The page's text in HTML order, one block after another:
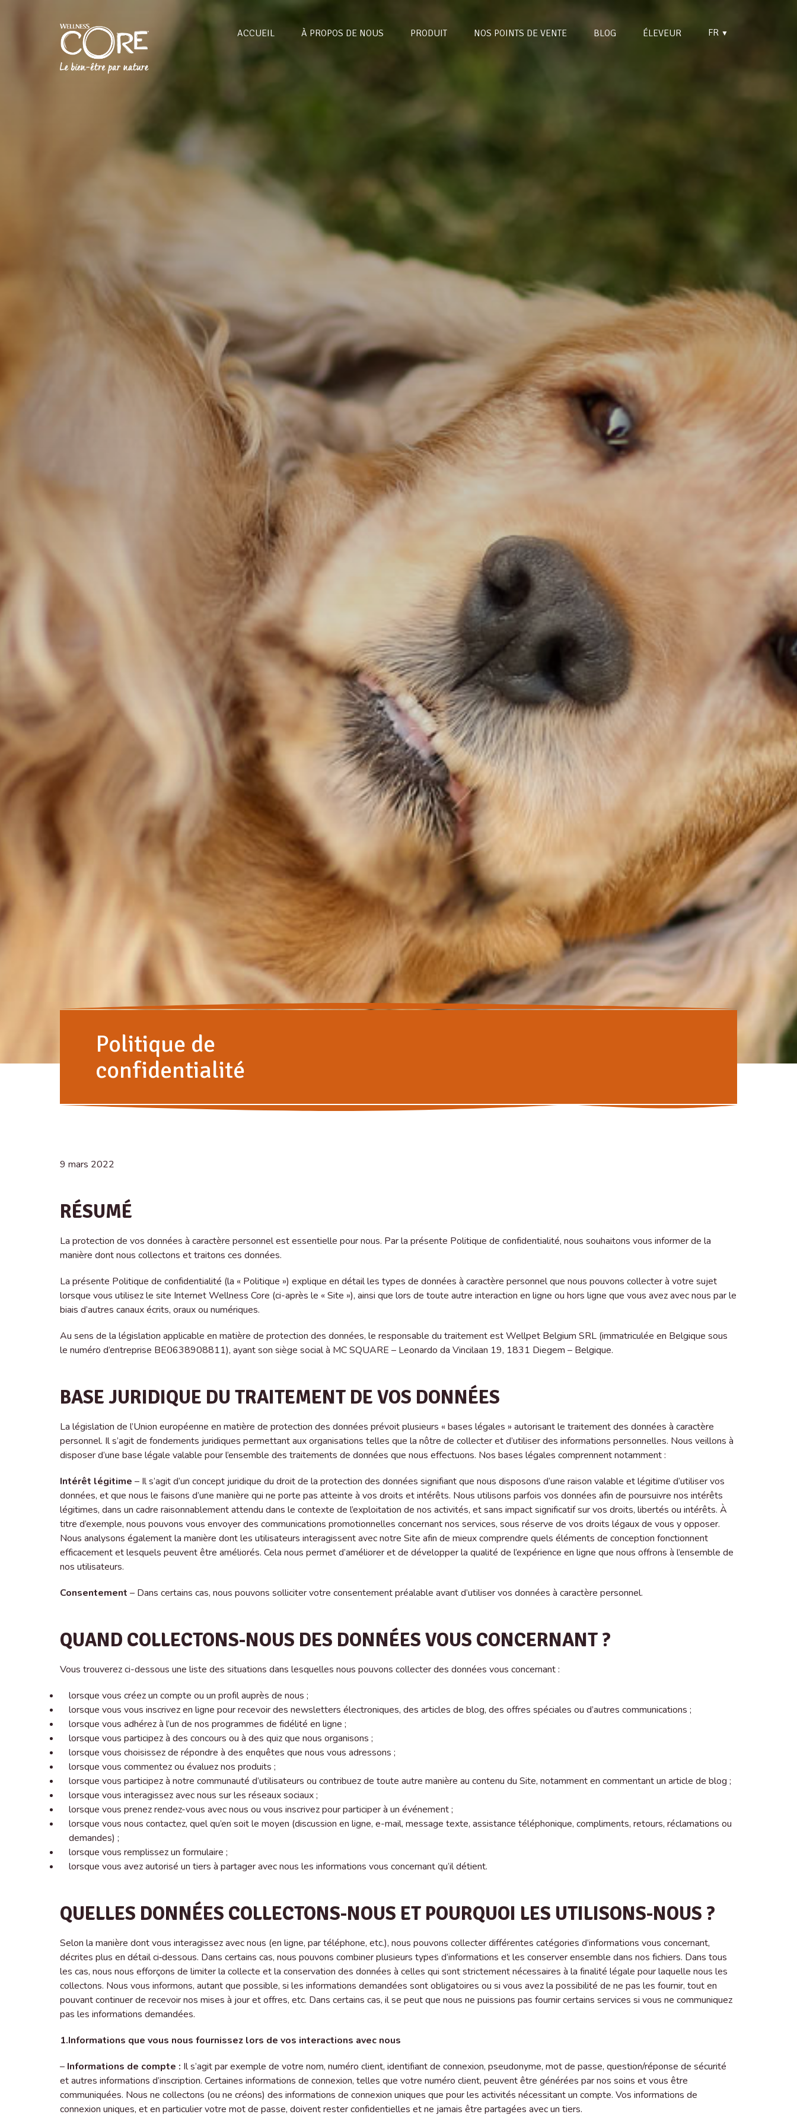
ACCUEIL À PROPOS DE NOUS PRODUIT NOS POINTS DE VENTE BLOG ÉLEVEUR FR ▼
Politique de
confidentialité
9 mars 2022
RÉSUMÉ
La protection de vos données à caractère personnel est essentielle pour nous. Par la présente Politique de confidentialité, nous souhaitons vous informer de la
manière dont nous collectons et traitons ces données.
La présente Politique de confidentialité (la « Politique ») explique en détail les types de données à caractère personnel que nous pouvons collecter à votre sujet
lorsque vous utilisez le site Internet Wellness Core (ci-après le « Site »), ainsi que lors de toute autre interaction en ligne ou hors ligne que vous avez avec nous par le
biais d’autres canaux écrits, oraux ou numériques.
Au sens de la législation applicable en matière de protection des données, le responsable du traitement est Wellpet Belgium SRL (immatriculée en Belgique sous
le numéro d’entreprise BE0638908811), ayant son siège social à MC SQUARE – Leonardo da Vincilaan 19, 1831 Diegem – Belgique.
BASE JURIDIQUE DU TRAITEMENT DE VOS DONNÉES
La législation de l’Union européenne en matière de protection des données prévoit plusieurs « bases légales » autorisant le traitement des données à caractère
personnel. Il s’agit de fondements juridiques permettant aux organisations telles que la nôtre de collecter et d’utiliser des informations personnelles. Nous veillons à
disposer d’une base légale valable pour l’ensemble des traitements de données que nous effectuons. Nos bases légales comprennent notamment :
Intérêt légitime – Il s’agit d’un concept juridique du droit de la protection des données signifiant que nous disposons d’une raison valable et légitime d’utiliser vos
données, et que nous le faisons d’une manière qui ne porte pas atteinte à vos droits et intérêts. Nous utilisons parfois vos données afin de poursuivre nos intérêts
légitimes, dans un cadre raisonnablement attendu dans le contexte de l’exploitation de nos activités, et sans impact significatif sur vos droits, libertés ou intérêts. À
titre d’exemple, nous pouvons vous envoyer des communications promotionnelles concernant nos services, sous réserve de vos droits légaux de vous y opposer.
Nous analysons également la manière dont les utilisateurs interagissent avec notre Site afin de mieux comprendre quels éléments de conception fonctionnent
efficacement et lesquels peuvent être améliorés. Cela nous permet d’améliorer et de développer la qualité de l’expérience en ligne que nous offrons à l’ensemble de
nos utilisateurs.
Consentement – Dans certains cas, nous pouvons solliciter votre consentement préalable avant d’utiliser vos données à caractère personnel.
QUAND COLLECTONS-NOUS DES DONNÉES VOUS CONCERNANT ?
Vous trouverez ci-dessous une liste des situations dans lesquelles nous pouvons collecter des données vous concernant :
lorsque vous créez un compte ou un profil auprès de nous ;
lorsque vous vous inscrivez en ligne pour recevoir des newsletters électroniques, des articles de blog, des offres spéciales ou d’autres communications ;
lorsque vous adhérez à l’un de nos programmes de fidélité en ligne ;
lorsque vous participez à des concours ou à des quiz que nous organisons ;
lorsque vous choisissez de répondre à des enquêtes que nous vous adressons ;
lorsque vous commentez ou évaluez nos produits ;
lorsque vous participez à notre communauté d’utilisateurs ou contribuez de toute autre manière au contenu du Site, notamment en commentant un article de blog ;
lorsque vous interagissez avec nous sur les réseaux sociaux ;
lorsque vous prenez rendez-vous avec nous ou vous inscrivez pour participer à un événement ;
lorsque vous nous contactez, quel qu’en soit le moyen (discussion en ligne, e-mail, message texte, assistance téléphonique, compliments, retours, réclamations ou
demandes) ;
lorsque vous remplissez un formulaire ;
lorsque vous avez autorisé un tiers à partager avec nous les informations vous concernant qu’il détient.
QUELLES DONNÉES COLLECTONS-NOUS ET POURQUOI LES UTILISONS-NOUS ?
Selon la manière dont vous interagissez avec nous (en ligne, par téléphone, etc.), nous pouvons collecter différentes catégories d’informations vous concernant,
décrites plus en détail ci‑dessous. Dans certains cas, nous pouvons combiner plusieurs types d’informations et les conserver ensemble dans nos fichiers. Dans tous
les cas, nous nous efforçons de limiter la collecte et la conservation des données à celles qui sont strictement nécessaires à la finalité légale pour laquelle nous les
collectons. Nous vous informons, autant que possible, si les informations demandées sont obligatoires ou si vous avez la possibilité de ne pas les fournir, tout en
pouvant continuer de recevoir nos mises à jour et offres, etc. Dans certains cas, il se peut que nous ne puissions pas fournir certains services si vous ne communiquez
pas les informations demandées.
1.Informations que vous nous fournissez lors de vos interactions avec nous
– Informations de compte : Il s’agit par exemple de votre nom, numéro client, identifiant de connexion, pseudonyme, mot de passe, question/réponse de sécurité
et autres informations d’inscription. Certaines informations de connexion, telles que votre numéro client, peuvent être générées par nos soins et vous être
communiquées. Nous ne collectons (ou ne créons) des informations de connexion uniques que pour les activités nécessitant un compte. Vos informations de
connexion uniques, et en particulier votre mot de passe, doivent rester confidentielles et ne jamais être partagées avec un tiers.